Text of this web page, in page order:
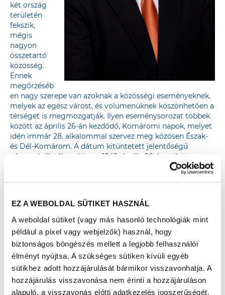
EZ A WEBOLDAL SÜTIKET HASZNÁL
A weboldal sütiket (vagy más hasonló technológiák mint
például a pixel vagy webjelzők) használ, hogy
biztonságos böngészés mellett a legjobb felhasználói
élményt nyújtsa. A szükséges sütiken kívüli egyéb
sütikhez adott hozzájárulását bármikor visszavonhatja. A
hozzájárulás visszavonása nem érinti a hozzájáruláson
alapuló, a visszavonás előtti adatkezelés jogszerűségét.
két ország
területén
fekszik,
mégis
nagyon
összetartó
közösség.
Ennek
megőrzéséb
en nagy szerepe van azoknak a közösségi eseményeknek,
melyek az egész várost, és volumenüknek köszönhetően a
térséget is megmozgatják. Ilyen eseménysorozat többek
között az április 26-án kezdődő, Komáromi napok, melyet
idén immár 28. alkalommal szervez meg közösen Észak-
és Dél-Komárom. A dátum kitüntetett jelentőségű
városunk életében, hiszen 1849. április 26-án zajlott a
dicsőséges komáromi csata, mikor is egyesített
csapatainknak sikerült megállítani az ostromló császári
évtizedben a térség legnagyobb szezonnyitó fesztiváljává
nőtte ki magát. Emellett városunkban szinte minden
héten új program várja az érdeklődőket: a Monostori
erődben egész nyáron zajlik az ErődFeszt, számos zenés
színházi bemutatóval, koncerttel, kiállítással, a
városközpontban zenés nyári estéket kínálunk a
szórakozni vágyóknak, a Brigetio Gyógyfürdő ugyancsak
minden évben megrendezi a Csobbanó Fesztivált, és
persze a Lovas Színház is több bemutatót tart évente.
De, hogy ne kanyarodjak el az eredeti kérdéstől, azt